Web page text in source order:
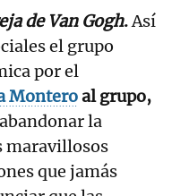
de Van Gogh.Así
el grupo
por el
Monteroal grupo,
la
maravillosos
que jamás